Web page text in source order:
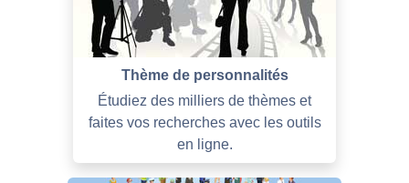
Thème de personnalités
Étudiez des milliers de thèmes et
faites vos recherches avec les outils
en ligne.